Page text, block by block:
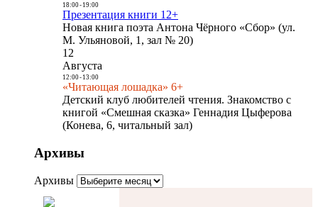
18:00- 19:00
Презентация книги 12+
Новая книга поэта Антона Чёрного «Сбор» (ул.
М. Ульяновой, 1, зал № 20)
12
Августа
12:00- 13:00
«Читающая лошадка» 6+
Детский клуб любителей чтения. Знакомство с
книгой «Смешная сказка» Геннадия Цыферова
(Конева, 6, читальный зал)
Архивы
Архивы